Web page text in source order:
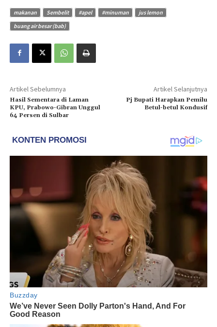
makanan Sembelit #apel #minuman
jus lemon
buang air besar (bab)
Artikel Sebelumnya
Hasil Sementara di Laman
KPU, Prabowo-Gibran Unggul
64 Persen di Sulbar
Artikel Selanjutnya
Pj Bupati Harapkan Pemilu
Betul-betul Kondusif